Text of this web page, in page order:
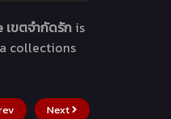
เขตจำกัดรัก is
collections
Next